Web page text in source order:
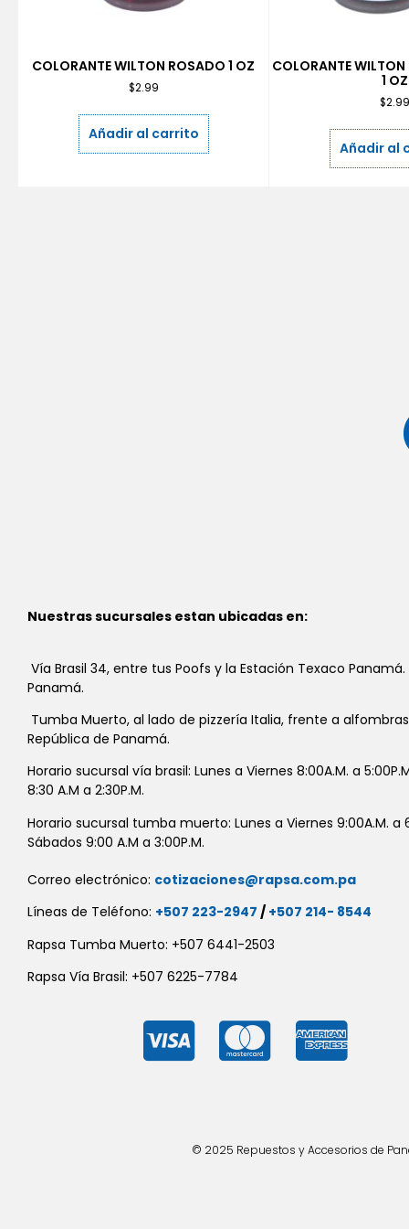
COLORANTE WILTON ROSADO 1 OZ
$2.99
Añadir al carrito
COLORANTE
1 OZ
$2.99
Añadir al
Nuestras sucursales estan ubicadas en:
Vía Brasil 34, entre tus Poofs y la Estación Texaco
Panamá.
Tumba Muerto, al lado de pizzería Italia, frente a
República de Panamá.
Horario sucursal vía brasil: Lunes a Viernes 8:00A.M. a
8:30 A.M a 2:30P.M.
Horario sucursal tumba muerto: Lunes a Viernes 9:00A.M. a
Sábados 9:00 A.M a 3:00P.M.
Correo electrónico: cotizaciones@rapsa.com.pa
Líneas de Teléfono: +507 223-2947 / +507 214- 8544
Rapsa Tumba Muerto: +507 6441-2503
Rapsa Vía Brasil: +507 6225-7784
© 2025 Repuestos y Accesorios de